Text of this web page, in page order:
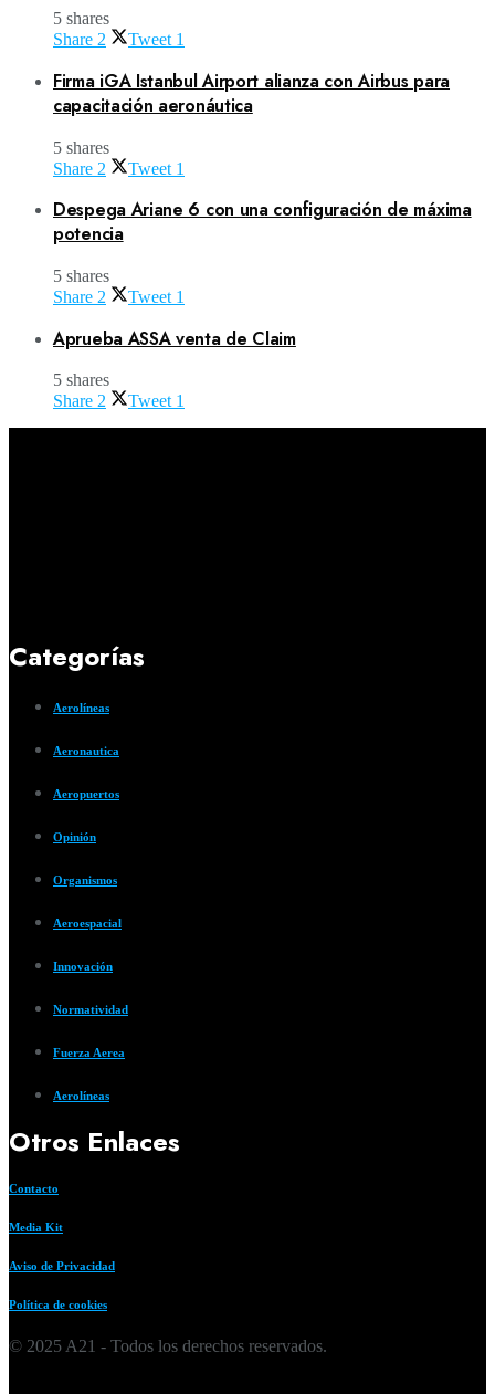
5 shares
Share 2 Tweet 1
Firma iGA Istanbul Airport alianza con Airbus para
capacitación aeronáutica
5 shares
Share 2 Tweet 1
Despega Ariane 6 con una configuración de máxima
potencia
5 shares
Share 2 Tweet 1
Aprueba ASSA venta de Claim
5 shares
Share 2 Tweet 1
Categorías
Aerolíneas
Aeronautica
Aeropuertos
Opinión
Organismos
Aeroespacial
Innovación
Normatividad
Fuerza Aerea
Aerolíneas
Otros Enlaces
Contacto
Media Kit
Aviso de Privacidad
Política de cookies
© 2025 A21 - Todos los derechos reservados.